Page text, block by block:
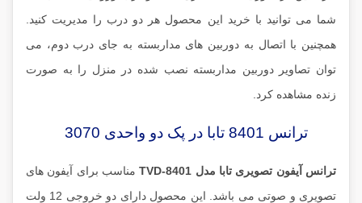
شما می توانید با خرید این محصول هر دو درب را مدیریت کنید.
همچنین با اتصال به دوربین های مداربسته به جای درب دوم، می
توان تصاویر دوربین مداربسته نصب شده در منزل را به صورت
زنده مشاهده کرد.
ترانس 8401 تابا در پک دو واحدی 3070
ترانس آیفون تصویری تابا مدل TVD-8401
مناسب برای آیفون های
تصویری و صوتی می باشد. این محصول دارای دو خروجی 12 ولت